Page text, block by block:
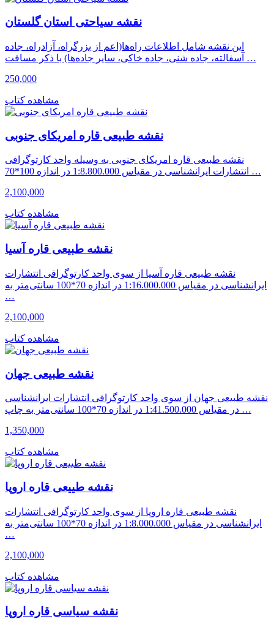
نقشه سیاحتی استان گلستان
این نقشه شامل اطلاعات راه‌ها(اعم از بزرگراه، آزادراه، جاده
آسفالته، جاده شنی، جاده خاکی، سایر جاده‌ها) با ذکر مسافت …
250,000
مشاهده کتاب
نقشه طبیعی قاره امریکای جنوبی
نقشه طبیعی قاره امریکای جنوبی به وسیله واحد کارتوگرافی
انتشارات ایرانشناسی در مقیاس 1:8.800.000 در اندازه 100*70 …
2,100,000
مشاهده کتاب
نقشه طبیعی قاره آسیا
نقشه طبیعی قاره آسیا از سوی واحد کارتوگرافی انتشارات
ایرانشناسی در مقیاس 1:16.000.000 در اندازه 70*100 سانتی‌متر به
…
2,100,000
مشاهده کتاب
نقشه طبیعی جهان
نقشه طبیعی جهان از سوی واحد کارتوگرافی انتشارات ایرانشناسی
در مقیاس 1:41.500.000 در اندازه 70*100 سانتی‌متر به چاپ …
1,350,000
مشاهده کتاب
نقشه طییعی قاره اروپا
نقشه طبیعی قاره اروپا از سوی واحد کارتوگرافی انتشارات
ایرانشناسی در مقیاس 1:8.000.000 در اندازه 70*100 سانتی‌متر به
…
2,100,000
مشاهده کتاب
نقشه سیاسی قاره اروپا